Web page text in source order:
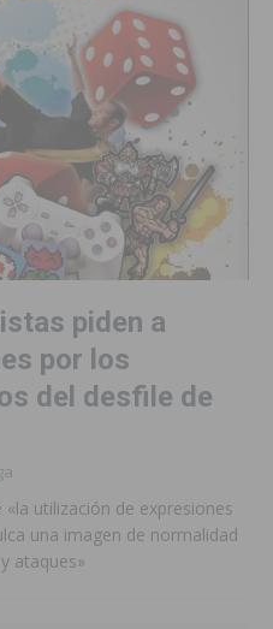
piden a
por los
del desfile de
utilización de expresiones
una imagen de normalidad
ataques»